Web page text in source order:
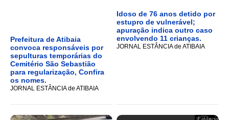
Prefeitura de Atibaia
convoca responsáveis por
sepulturas temporárias do
Cemitério São Sebastião
para regularização, Confira
os nomes.
JORNAL ESTÂNCIA de ATIBAIA
Idoso de 76 anos detido por
estupro de vulnerável;
apuração indica outro caso
envolvendo 11 crianças.
JORNAL ESTÂNCIA de ATIBAIA